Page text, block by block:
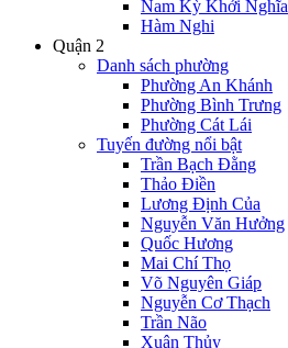
Nam Kỳ Khởi Nghĩa
Hàm Nghi
Quận 2
Danh sách phường
Phường An Khánh
Phường Bình Trưng
Phường Cát Lái
Tuyến đường nổi bật
Trần Bạch Đằng
Thảo Điền
Lương Định Của
Nguyễn Văn Hưởng
Quốc Hương
Mai Chí Thọ
Võ Nguyên Giáp
Nguyễn Cơ Thạch
Trần Não
Xuân Thủy